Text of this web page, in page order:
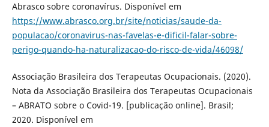
Abrasco sobre coronavírus. Disponível em
https://www.abrasco.org.br/site/noticias/saude-da-
populacao/coronavirus-nas-favelas-e-dificil-falar-sobre-
perigo-quando-ha-naturalizacao-do-risco-de-vida/46098/
Associação Brasileira dos Terapeutas Ocupacionais. (2020).
Nota da Associação Brasileira dos Terapeutas Ocupacionais
– ABRATO sobre o Covid-19. [publicação online]. Brasil;
2020. Disponível em